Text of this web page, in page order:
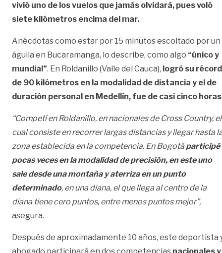
vivió uno de los vuelos que jamás olvidará, pues voló
siete kilómetros encima del mar.
Anécdotas como estar por 15 minutos escoltado por un
águila en Bucaramanga, lo describe, como algo “único y
mundial”. En Roldanillo (Valle del Cauca), logró su récord
de 90 kilómetros en la modalidad de distancia y el de
duración personal en Medellín, fue de casi cinco
“Competí en Roldanillo, en nacionales de Cross Country, el
cual consiste en recorrer largas distancias y llegar hasta
zona establecida en la competencia. En Bogotáparticipé
pocas veces en la modalidad de precisión, en este uno
sale desde una montaña y aterriza en un punto
determinado, en una diana, el que llega al centro de la
diana tiene cero puntos, entre menos puntos mejor”,
asegura.
Después de aproximadamente 10 años, este deportista